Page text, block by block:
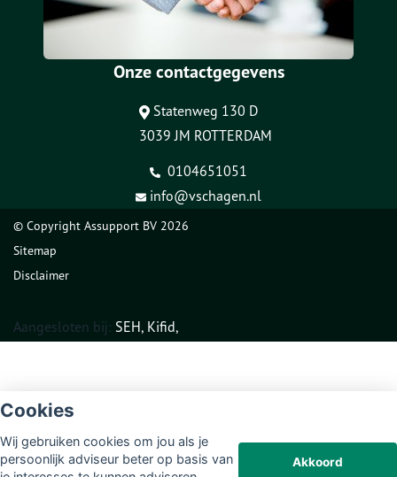
Cookies
Wij gebruiken cookies om jou als je
persoonlijk adviseur beter op basis van
Akkoord
Onze contactgegevens
Statenweg 130 D
3039 JM ROTTERDAM
0104651051
info@vschagen.nl
© Copyright Assupport BV 2026
Sitemap
Disclaimer
Aangesloten bij: SEH, Kifid,